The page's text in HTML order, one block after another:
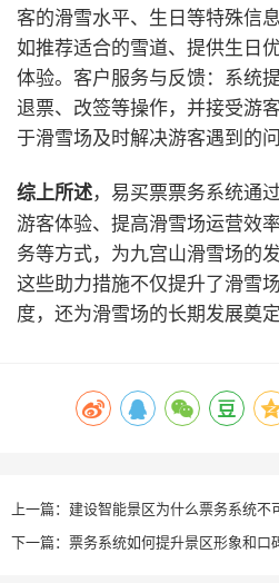
客的滑雪水平、生日等特殊信
如推荐适合的雪道、提供生日
体验。 客户服务与反馈：系统
退票、改签等操作，并接受游
于滑雪场及时解决游客遇到的
综上所述，易买票票务系统通
游客体验、提高滑雪场运营效
务等方式，为九宫山滑雪场的
这些助力措施不仅提升了滑雪
度，还为滑雪场的长期发展奠
上一篇：建设智能景区为什么票务系统不
下一篇：票务系统如何提升景区形象和口